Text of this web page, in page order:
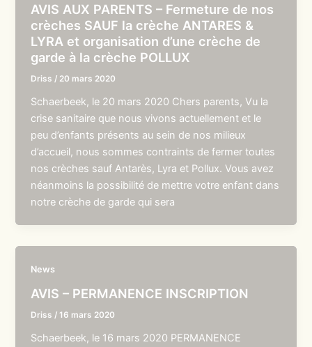
AVIS AUX PARENTS – Fermeture de nos
crèches SAUF la crèche ANTARES &
LYRA et organisation d’une crèche de
garde à la crèche POLLUX
Driss / 20 mars 2020
Schaerbeek, le 20 mars 2020 Chers parents, Vu la
crise sanitaire que nous vivons actuellement et le
peu d’enfants présents au sein de nos milieux
d’accueil, nous sommes contraints de fermer toutes
nos crèches sauf Antarès, Lyra et Pollux. Vous avez
néanmoins la possibilité de mettre votre enfant dans
notre crèche de garde qui sera
News
AVIS – PERMANENCE INSCRIPTION
Driss /16 mars 2020
Schaerbeek, le 16 mars 2020 PERMANENCE